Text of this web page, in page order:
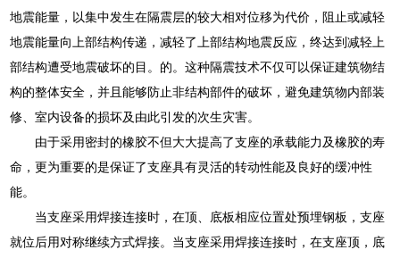
地震能量，以集中发生在隔震层的较大相对位移为代价，阻止或减轻
地震能量向上部结构传递，减轻了上部结构地震反应，终达到减轻上
部结构遭受地震破坏的目。的。这种隔震技术不仅可以保证建筑物结
构的整体安全，并且能够防止非结构部件的破坏，避免建筑物内部装
修、室内设备的损坏及由此引发的次生灾害。
由于采用密封的橡胶不但大大提高了支座的承载能力及橡胶的寿
命，更为重要的是保证了支座具有灵活的转动性能及良好的缓冲性
能。
当支座采用焊接连接时，在顶、底板相应位置处预埋钢板，支座
就位后用对称继续方式焊接。当支座采用焊接连接时，在支座顶，底